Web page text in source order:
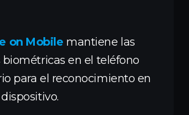
on Mobile mantiene las
en el teléfono
para el reconocimiento en